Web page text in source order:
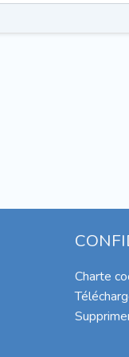
Charte